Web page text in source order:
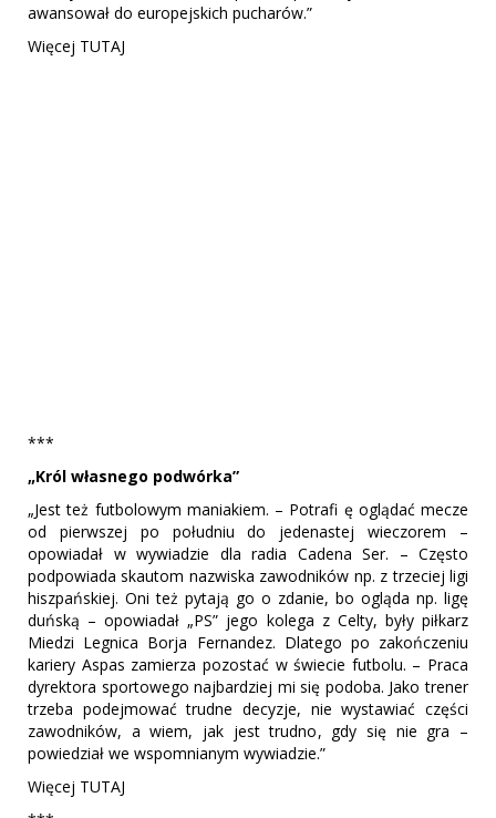
awansował do europejskich pucharów.”
Więcej TUTAJ
***
„Król własnego podwórka”
„Jest też futbolowym maniakiem. – Potrafi ę oglądać mecze
od pierwszej po południu do jedenastej wieczorem –
opowiadał w wywiadzie dla radia Cadena Ser. – Często
podpowiada skautom nazwiska zawodników np. z trzeciej ligi
hiszpańskiej. Oni też pytają go o zdanie, bo ogląda np. ligę
duńską – opowiadał „PS” jego kolega z Celty, były piłkarz
Miedzi Legnica Borja Fernandez. Dlatego po zakończeniu
kariery Aspas zamierza pozostać w świecie futbolu. – Praca
dyrektora sportowego najbardziej mi się podoba. Jako trener
trzeba podejmować trudne decyzje, nie wystawiać części
zawodników, a wiem, jak jest trudno, gdy się nie gra –
powiedział we wspomnianym wywiadzie.”
Więcej TUTAJ